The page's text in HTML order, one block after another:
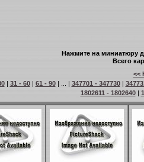
Нажмите на миниатюру
Всего
<<
| 31 - 60| 61 - 90| ... | 347701 - 347730|
1802611 - 1802640|